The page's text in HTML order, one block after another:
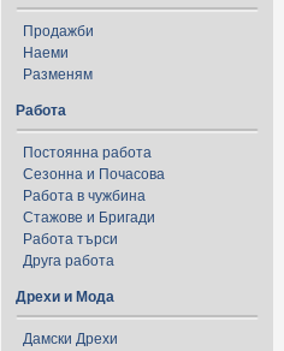
Продажби
Наеми
Разменям
Работа
Постоянна работа
Сезонна и Почасова
Работа в чужбина
Стажове и Бригади
Работа търси
Друга работа
Дрехи и Мода
Дамски Дрехи